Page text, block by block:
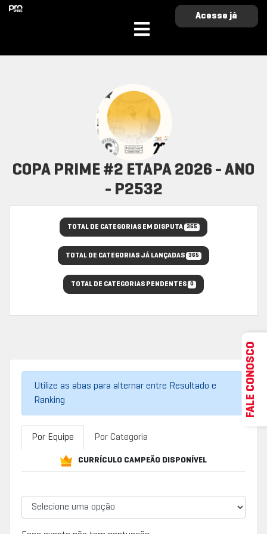
Acesse já
COPA PRIME #2 ETAPA 2026 - ANO
- P2532
TOTAL DE CATEGORIAS EM DISPUTA 365
TOTAL DE CATEGORIAS JÁ LANÇADAS 365
TOTAL DE CATEGORIAS PENDENTES 0
Utilize as abas para alternar entre Resultado e
Ranking
Por Equipe Por Categoria
CURRÍCULO CAMPEÃO DISPONÍVEL
FALE CONOSCO